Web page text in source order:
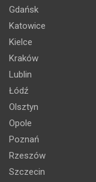
Gdańsk
Katowice
Kielce
Kraków
Lublin
Łódź
Olsztyn
Opole
Poznań
Rzeszów
Szczecin